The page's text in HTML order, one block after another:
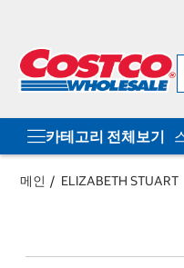
카테고리 전체보기
메인 ELIZABETH STUART